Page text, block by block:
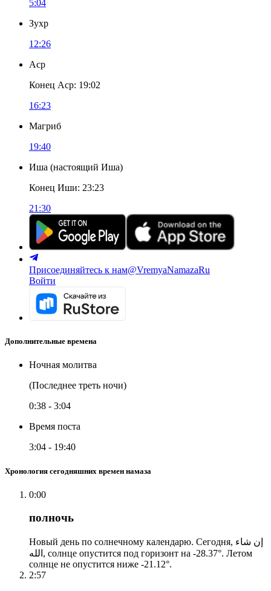
5:04
Зухр
12:26
Аср
Конец Аср: 19:02
16:23
Магриб
19:40
Иша (настоящий Иша)
Конец Иши: 23:23
21:30
Присоединяйтесь к нам@VremyaNamazaRu
Войти
Дополнительные времена
Ночная молитва
(Последнее треть ночи)
0:38 - 3:04
Время поста
3:04 - 19:40
Хронология сегодняшних времен намаза
0:00
полночь
Новый день по солнечному календарю. Сегодня, إن شاء
الله, солнце опустится под горизонт на -28.37°. Летом
солнце не опустится ниже -21.12°.
2:57